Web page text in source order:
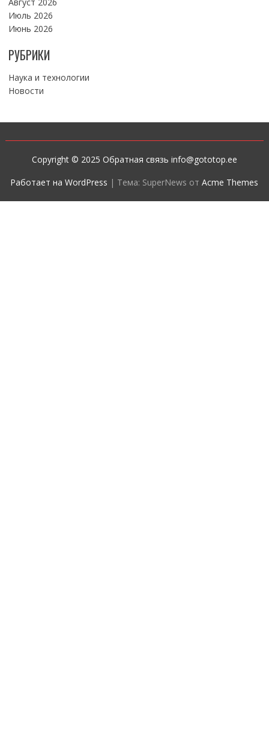
Июль 2026
Июнь 2026
РУБРИКИ
Наука и технологии
Новости
Copyright © 2025 Обратная связь info@gototop.ee
Работает на WordPress | Тема: SuperNews отAcme Themes